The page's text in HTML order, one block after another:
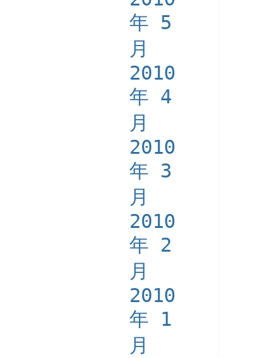
年 5
月
2010
年 4
月
2010
年 3
月
2010
年 2
月
2010
年 1
月